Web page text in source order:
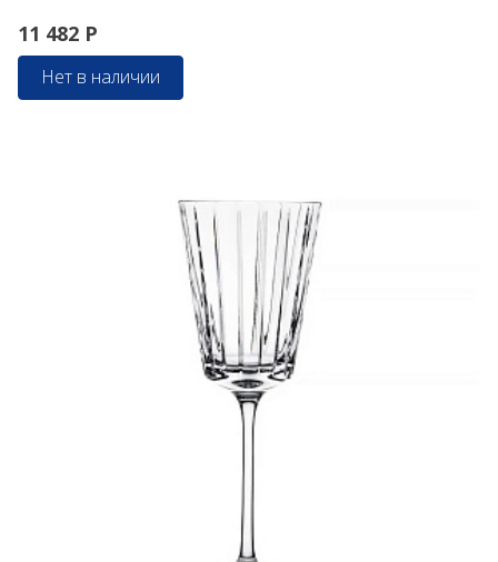
11 482 Р
Нет в наличии